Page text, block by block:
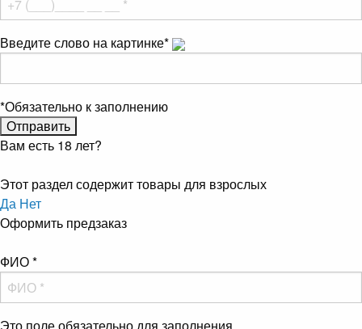
Введите слово на картинке*
*Обязательно к заполнению
Вам есть 18 лет?
Этот раздел содержит товары для взрослых
Да Нет
Оформить предзаказ
ФИО*